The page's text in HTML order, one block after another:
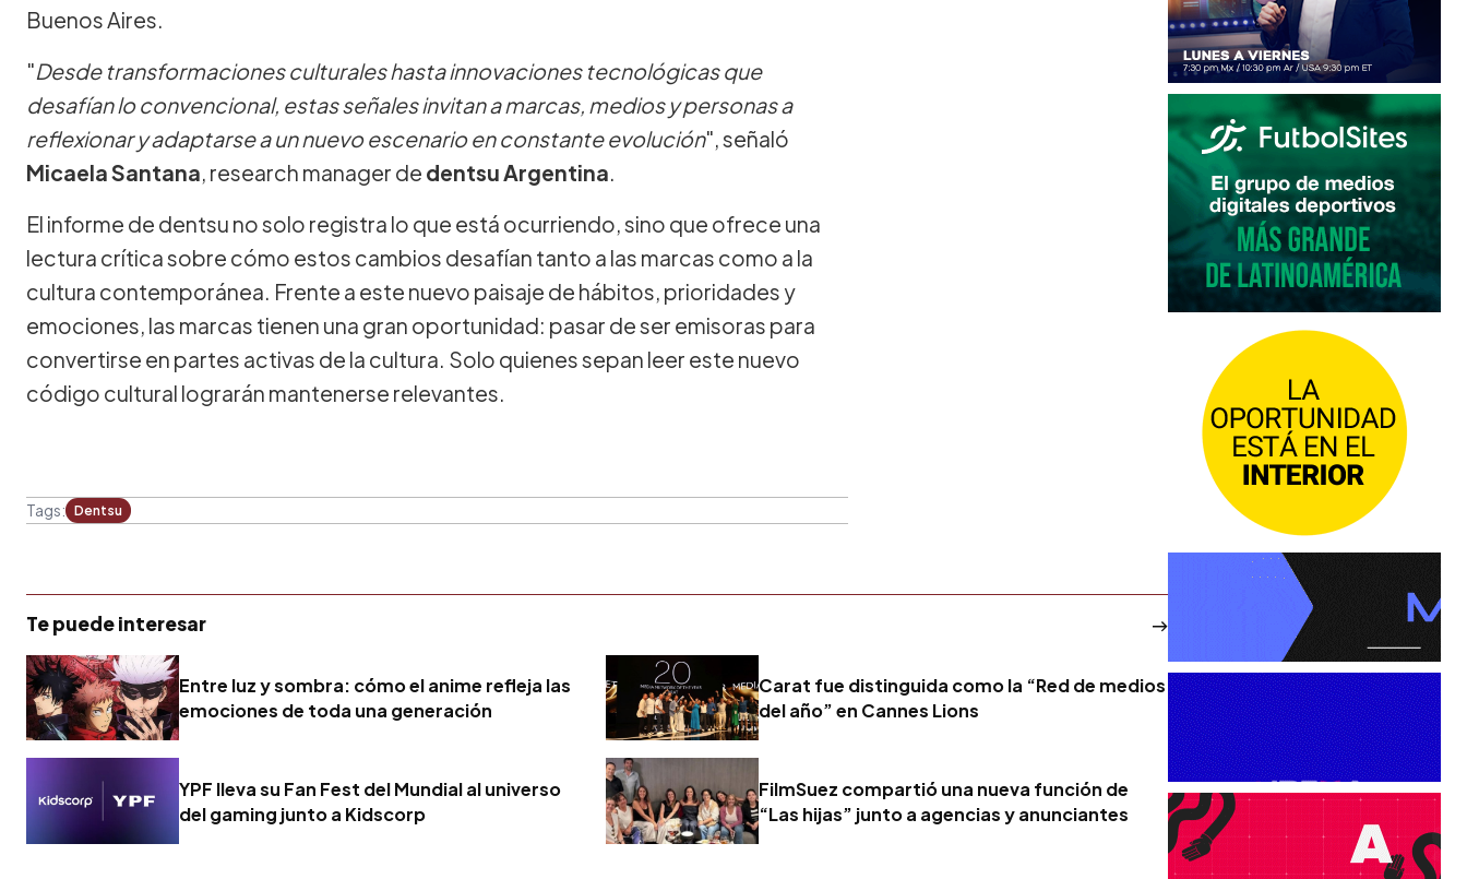
Buenos Aires.
"Desde transformaciones culturales hasta innovaciones tecnológicas que
desafían lo convencional, estas señales invitan a marcas, medios y personas a
reflexionar y adaptarse a un nuevo escenario en constante evolución", señaló
Micaela Santana, research manager de dentsu Argentina.
El informe de dentsu no solo registra lo que está ocurriendo, sino que ofrece una
lectura crítica sobre cómo estos cambios desafían tanto a las marcas como a la
cultura contemporánea. Frente a este nuevo paisaje de hábitos, prioridades y
emociones, las marcas tienen una gran oportunidad: pasar de ser emisoras para
convertirse en partes activas de la cultura. Solo quienes sepan leer este nuevo
código cultural lograrán mantenerse relevantes.
Tags: Dentsu
Te puede interesar
Entre luz y sombra: cómo el anime refleja las
emociones de toda una generación
Carat fue distinguida como la “Red de medios
del año” en Cannes Lions
YPF lleva su Fan Fest del Mundial al universo
del gaming junto a Kidscorp
FilmSuez compartió una nueva función de
“Las hijas” junto a agencias y anunciantes